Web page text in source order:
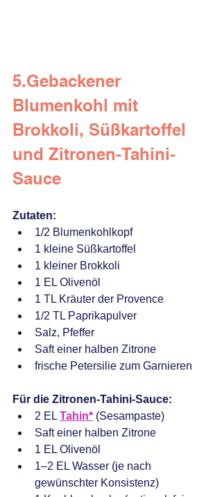
5.Gebackener
Blumenkohl mit
Brokkoli, Süßkartoffel
und Zitronen-Tahini-
Sauce
Zutaten:
1/2 Blumenkohlkopf
1 kleine Süßkartoffel
1 kleiner Brokkoli
1 EL Olivenöl
1 TL Kräuter der Provence
1/2 TL Paprikapulver
Salz, Pfeffer
Saft einer halben Zitrone
frische Petersilie zum Garnieren
Für die Zitronen-Tahini-Sauce:
2 EL Tahin* (Sesampaste)
Saft einer halben Zitrone
1 EL Olivenöl
1–2 EL Wasser (je nach
gewünschter Konsistenz)